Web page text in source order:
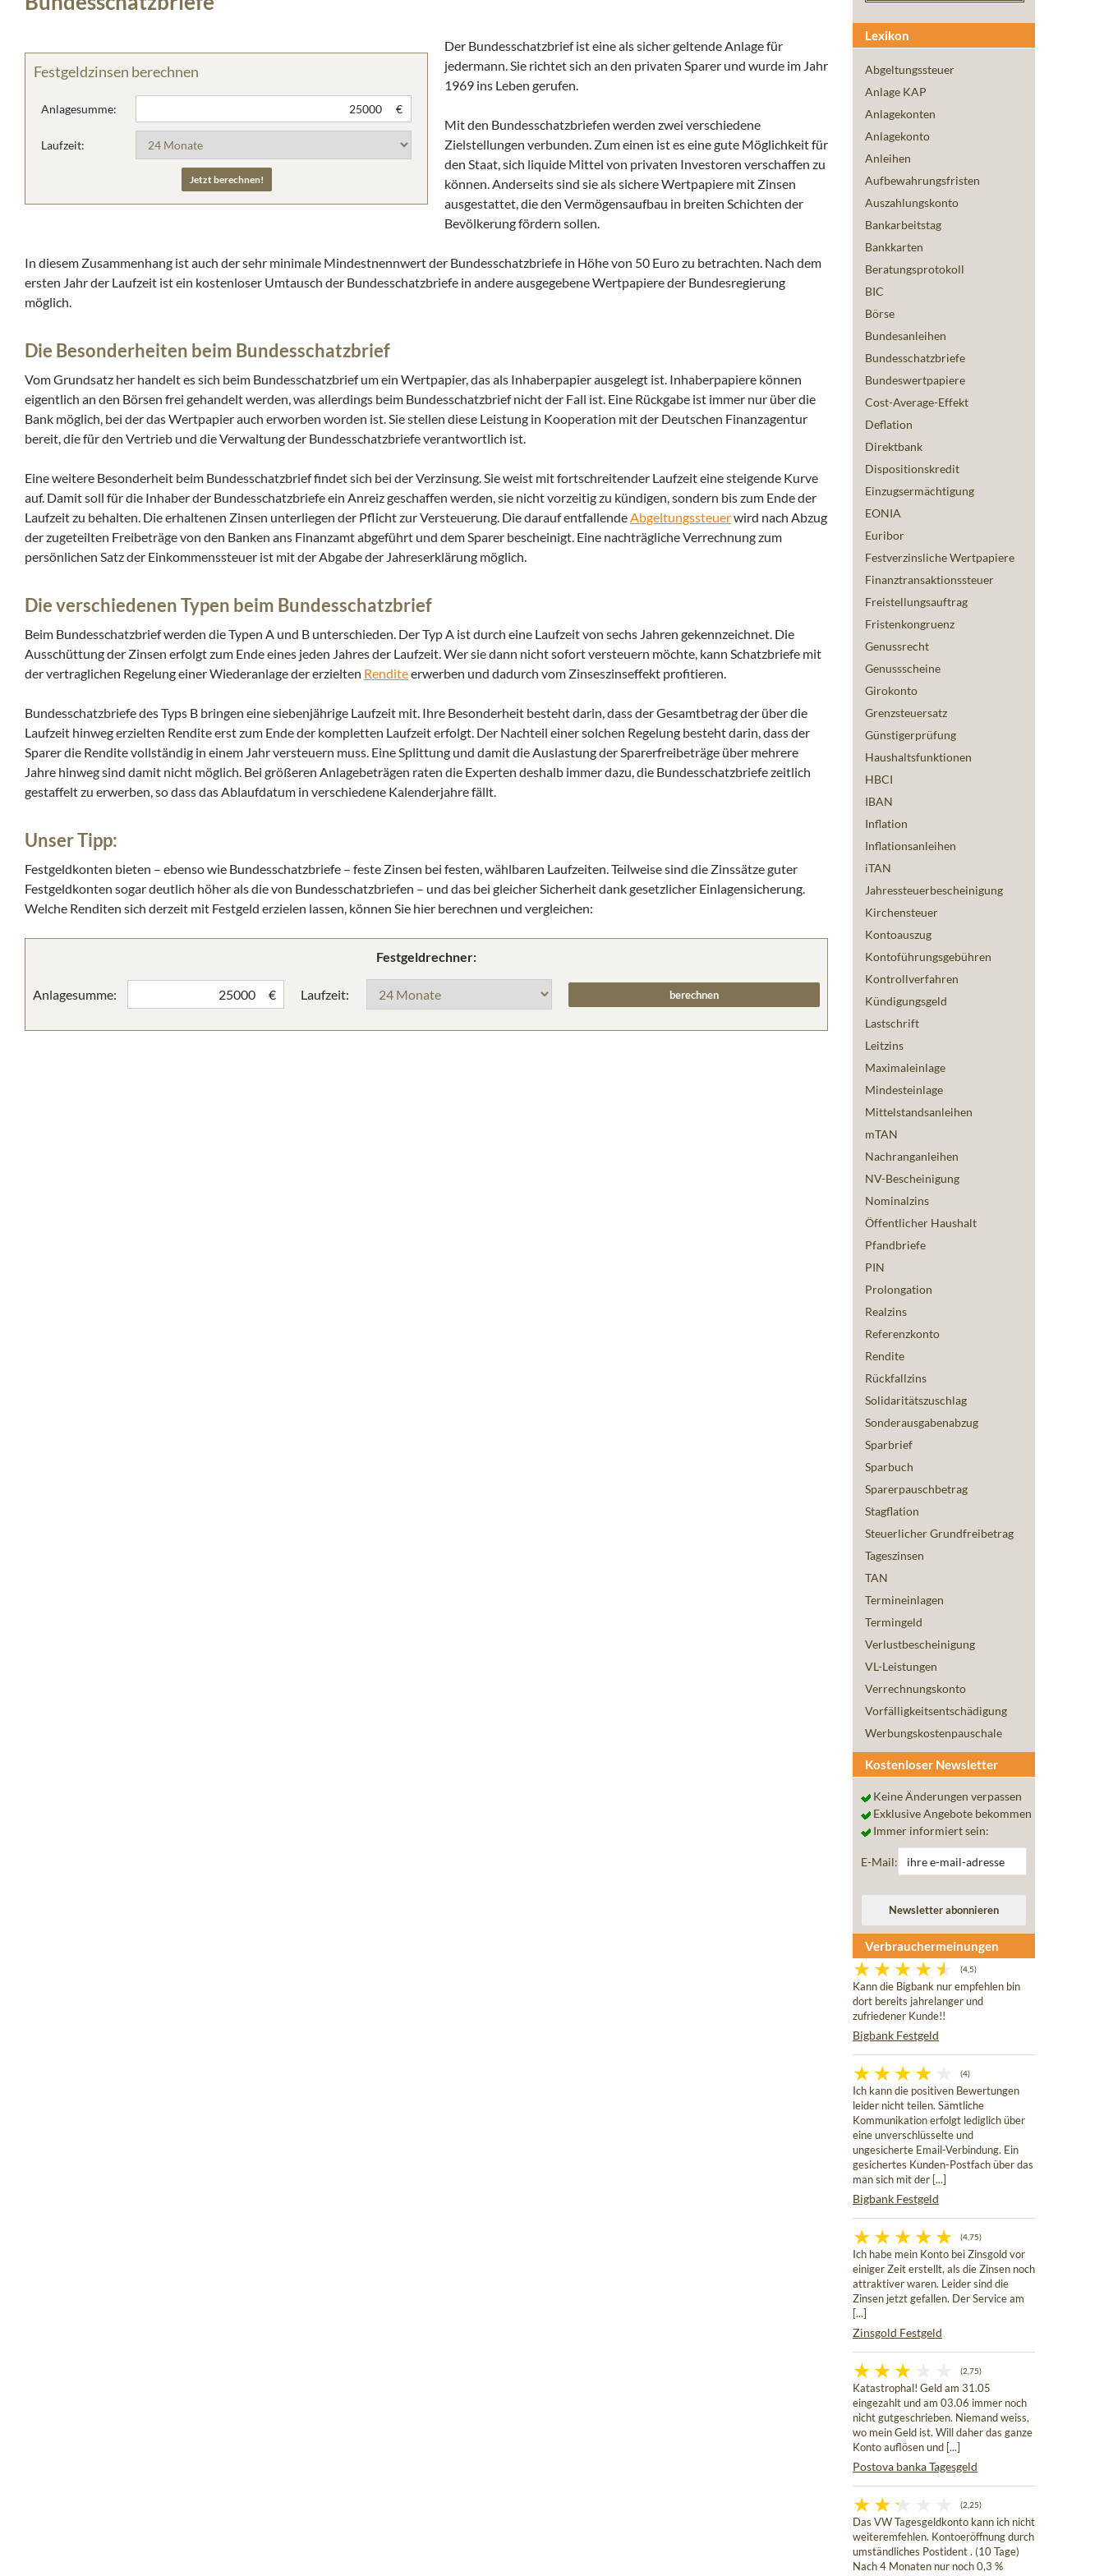
Festgeldzinsen berechnen
Anlagesumme: €
Laufzeit:
Der Bundesschatzbrief ist eine als sicher geltende Anlage für
jedermann. Sie richtet sich an den privaten Sparer und wurde im Jahr
1969 ins Leben gerufen.
Mit den Bundesschatzbriefen werden zwei verschiedene
Zielstellungen verbunden. Zum einen ist es eine gute Möglichkeit für
den Staat, sich liquide Mittel von privaten Investoren verschaffen zu
können. Anderseits sind sie als sichere Wertpapiere mit Zinsen
ausgestattet, die den Vermögensaufbau in breiten Schichten der
Bevölkerung fördern sollen.
In diesem Zusammenhang ist auch der sehr minimale Mindestnennwert der Bundesschatzbriefe in Höhe von 50 Euro zu betrachten. Nach dem
ersten Jahr der Laufzeit ist ein kostenloser Umtausch der Bundesschatzbriefe in andere ausgegebene Wertpapiere der Bundesregierung
möglich.
Die Besonderheiten beim Bundesschatzbrief
Vom Grundsatz her handelt es sich beim Bundesschatzbrief um ein Wertpapier, das als Inhaberpapier ausgelegt ist. Inhaberpapiere können
eigentlich an den Börsen frei gehandelt werden, was allerdings beim Bundesschatzbrief nicht der Fall ist. Eine Rückgabe ist immer nur über die
Bank möglich, bei der das Wertpapier auch erworben worden ist. Sie stellen diese Leistung in Kooperation mit der Deutschen Finanzagentur
bereit, die für den Vertrieb und die Verwaltung der Bundesschatzbriefe verantwortlich ist.
Eine weitere Besonderheit beim Bundesschatzbrief findet sich bei der Verzinsung. Sie weist mit fortschreitender Laufzeit eine steigende Kurve
auf. Damit soll für die Inhaber der Bundesschatzbriefe ein Anreiz geschaffen werden, sie nicht vorzeitig zu kündigen, sondern bis zum Ende der
Laufzeit zu behalten. Die erhaltenen Zinsen unterliegen der Pflicht zur Versteuerung. Die darauf entfallendeAbgeltungssteuerwird nach Abzug
der zugeteilten Freibeträge von den Banken ans Finanzamt abgeführt und dem Sparer bescheinigt. Eine nachträgliche Verrechnung zum
persönlichen Satz der Einkommenssteuer ist mit der Abgabe der Jahreserklärung möglich.
Die verschiedenen Typen beim Bundesschatzbrief
Beim Bundesschatzbrief werden die Typen A und B unterschieden. Der Typ A ist durch eine Laufzeit von sechs Jahren gekennzeichnet. Die
Ausschüttung der Zinsen erfolgt zum Ende eines jeden Jahres der Laufzeit. Wer sie dann nicht sofort versteuern möchte, kann Schatzbriefe mit
der vertraglichen Regelung einer Wiederanlage der erzielten Renditeerwerben und dadurch vom Zinseszinseffekt profitieren.
Bundesschatzbriefe des Typs B bringen eine siebenjährige Laufzeit mit. Ihre Besonderheit besteht darin, dass der Gesamtbetrag der über die
Laufzeit hinweg erzielten Rendite erst zum Ende der kompletten Laufzeit erfolgt. Der Nachteil einer solchen Regelung besteht darin, dass der
Sparer die Rendite vollständig in einem Jahr versteuern muss. Eine Splittung und damit die Auslastung der Sparerfreibeträge über mehrere
Jahre hinweg sind damit nicht möglich. Bei größeren Anlagebeträgen raten die Experten deshalb immer dazu, die Bundesschatzbriefe zeitlich
gestaffelt zu erwerben, so dass das Ablaufdatum in verschiedene Kalenderjahre fällt.
Unser Tipp:
Festgeldkonten bieten – ebenso wie Bundesschatzbriefe – feste Zinsen bei festen, wählbaren Laufzeiten. Teilweise sind die Zinssätze guter
Festgeldkonten sogar deutlich höher als die von Bundesschatzbriefen – und das bei gleicher Sicherheit dank gesetzlicher Einlagensicherung.
Welche Renditen sich derzeit mit Festgeld erzielen lassen, können Sie hier berechnen und vergleichen:
Festgeldrechner:
Anlagesumme: € Laufzeit:
Lexikon
Abgeltungssteuer
Anlage KAP
Anlagekonten
Anlagekonto
Anleihen
Aufbewahrungsfristen
Auszahlungskonto
Bankarbeitstag
Bankkarten
Beratungsprotokoll
BIC
Börse
Bundesanleihen
Bundesschatzbriefe
Bundeswertpapiere
Cost-Average-Effekt
Deflation
Direktbank
Dispositionskredit
Einzugsermächtigung
EONIA
Euribor
Festverzinsliche Wertpapiere
Finanztransaktionssteuer
Freistellungsauftrag
Fristenkongruenz
Genussrecht
Genussscheine
Girokonto
Grenzsteuersatz
Günstigerprüfung
Haushaltsfunktionen
HBCI
IBAN
Inflation
Inflationsanleihen
iTAN
Jahressteuerbescheinigung
Kirchensteuer
Kontoauszug
Kontoführungsgebühren
Kontrollverfahren
Kündigungsgeld
Lastschrift
Leitzins
Maximaleinlage
Mindesteinlage
Mittelstandsanleihen
mTAN
Nachranganleihen
NV-Bescheinigung
Nominalzins
Öffentlicher Haushalt
Pfandbriefe
PIN
Prolongation
Realzins
Referenzkonto
Rendite
Rückfallzins
Solidaritätszuschlag
Sonderausgabenabzug
Sparbrief
Sparbuch
Sparerpauschbetrag
Stagflation
Steuerlicher Grundfreibetrag
Tageszinsen
TAN
Termineinlagen
Termingeld
Verlustbescheinigung
VL-Leistungen
Verrechnungskonto
Vorfälligkeitsentschädigung
Werbungskostenpauschale
Kostenloser Newsletter
Keine Änderungen verpassen
Exklusive Angebote bekommen
Immer informiert sein:
E-Mail:
Verbrauchermeinungen
(4,5)
Kann die Bigbank nur empfehlen bin
dort bereits jahrelanger und
zufriedener Kunde!!
Bigbank Festgeld
(4)
Ich kann die positiven Bewertungen
leider nicht teilen. Sämtliche
Kommunikation erfolgt lediglich über
eine unverschlüsselte und
ungesicherte Email-Verbindung. Ein
gesichertes Kunden-Postfach über das
man sich mit der [...]
Bigbank Festgeld
(4,75)
Ich habe mein Konto bei Zinsgold vor
einiger Zeit erstellt, als die Zinsen noch
attraktiver waren. Leider sind die
Zinsen jetzt gefallen. Der Service am
[...]
Zinsgold Festgeld
(2,75)
Katastrophal! Geld am 31.05
eingezahlt und am 03.06 immer noch
nicht gutgeschrieben. Niemand weiss,
wo mein Geld ist. Will daher das ganze
Konto auflösen und [...]
Postova banka Tagesgeld
(2,25)
Das VW Tagesgeldkonto kann ich nicht
weiteremfehlen. Kontoeröffnung durch
umständliches Postident . (10 Tage)
Nach 4 Monaten nur noch 0,3 %